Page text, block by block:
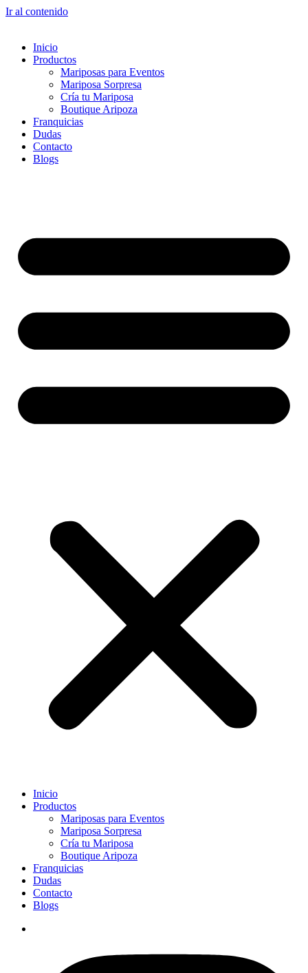
Ir al contenido
Inicio
Productos
Mariposas para Eventos
Mariposa Sorpresa
Cría tu Mariposa
Boutique Aripoza
Franquicias
Dudas
Contacto
Blogs
Inicio
Productos
Mariposas para Eventos
Mariposa Sorpresa
Cría tu Mariposa
Boutique Aripoza
Franquicias
Dudas
Contacto
Blogs